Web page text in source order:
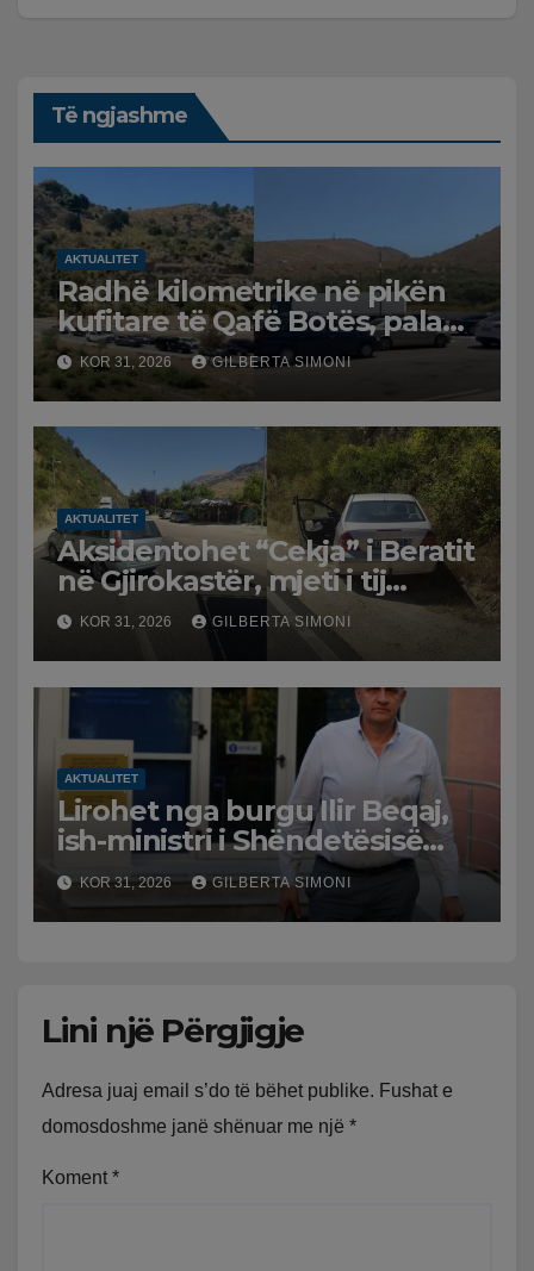
Të ngjashme
AKTUALITET
Radhë kilometrike në pikën
kufitare të Qafë Botës, pala
greke raporton defekt në
sistem, qytetarët mbeten të
bllokuar
KOR 31, 2026 GILBERTA SIMONI
AKTUALITET
Aksidentohet “Cekja” i Beratit
në Gjirokastër, mjeti i tij
përplaset me atë të klerikut
bektashian
KOR 31, 2026 GILBERTA SIMONI
AKTUALITET
Lirohet nga burgu Ilir Beqaj,
ish-ministri i Shëndetësisë
‘kthehet’ në shtëpi, GJKKO i
ndryshon masën e arrestit
KOR 31, 2026 GILBERTA SIMONI
Lini një Përgjigje
Adresa juaj email s’do të bëhet publike. Fushat e
domosdoshme janë shënuar me një *
Koment *